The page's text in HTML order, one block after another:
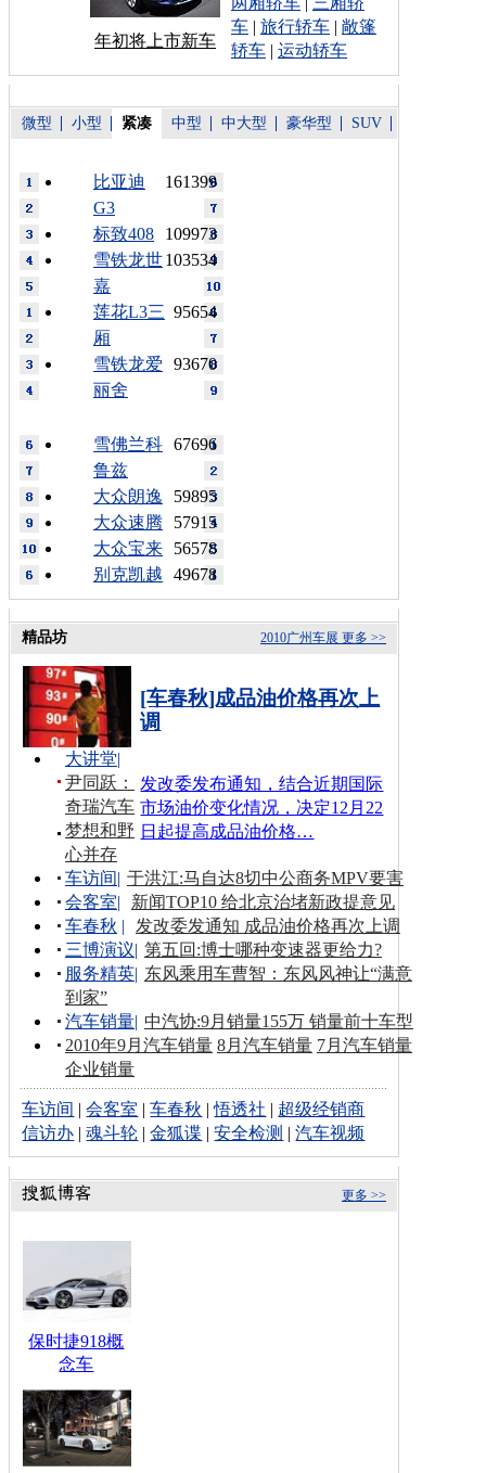
年初将上市新车
车 | 旅行轿车 | 敞篷
轿车 | 运动轿车
微型 小型 紧凑 中型 中大型 豪华型 SUV
161399
比亚迪
G3
109973
标致408
103534
雪铁龙世
嘉
95654
莲花L3三
厢
93670
雪铁龙爱
丽舍
67696
雪佛兰科
鲁兹
59895
大众朗逸
57915
大众速腾
56578
大众宝来
49678
别克凯越
更多 >>
2010广州车展
精品坊
[车春秋]成品油价格再次上
调
发改委发布通知，结合近期国际
市场油价变化情况，决定12月22
日起提高成品油价格…
大讲堂|
尹同跃：
奇瑞汽车
梦想和野
心并存
车访间| 于洪江:马自达8切中公商务MPV要害
会客室|
新闻TOP10 给北京治堵新政提意见
车春秋 |
发改委发通知 成品油价格再次上调
三博演议| 第五回:博士哪种变速器更给力?
服务精英| 东风乘用车曹智：东风风神让“满意
到家”
汽车销量| 中汽协:9月销量155万 销量前十车型
2010年9月汽车销量 8月汽车销量 7月汽车销量
企业销量
车访间 |会客室 |车春秋 |悟透社 | 超级经销商
信访办 |魂斗轮 |金狐谍 |安全检测 |汽车视频
更多 >>
保时捷918概
念车